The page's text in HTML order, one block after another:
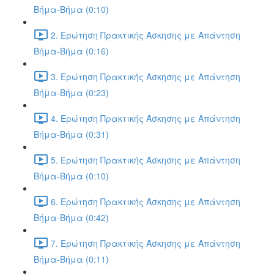
Βήμα-Βήμα (0:10)
2. Ερώτηση Πρακτικής Άσκησης με Απάντηση
Βήμα-Βήμα (0:16)
3. Ερώτηση Πρακτικής Άσκησης με Απάντηση
Βήμα-Βήμα (0:23)
4. Ερώτηση Πρακτικής Άσκησης με Απάντηση
Βήμα-Βήμα (0:31)
5. Ερώτηση Πρακτικής Άσκησης με Απάντηση
Βήμα-Βήμα (0:10)
6. Ερώτηση Πρακτικής Άσκησης με Απάντηση
Βήμα-Βήμα (0:42)
7. Ερώτηση Πρακτικής Άσκησης με Απάντηση
Βήμα-Βήμα (0:11)